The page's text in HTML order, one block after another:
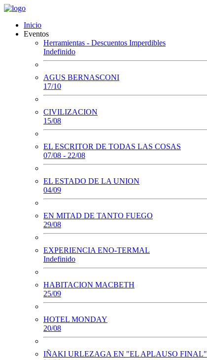
Inicio
Eventos
Herramientas - Descuentos Imperdibles
Indefinido
AGUS BERNASCONI
17/10
CIVILIZACION
15/08
EL ESCRITOR DE TODAS LAS COSAS
07/08 - 22/08
EL ESTADO DE LA UNION
04/09
EN MITAD DE TANTO FUEGO
29/08
EXPERIENCIA ENO-TERMAL
Indefinido
HABITACION MACBETH
25/09
HOTEL MONDAY
20/08
IÑAKI URLEZAGA EN "EL APLAUSO FINAL"